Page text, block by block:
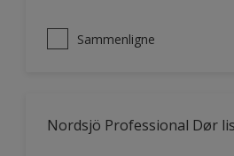
Sammenligne
Nordsjö Professional Dør